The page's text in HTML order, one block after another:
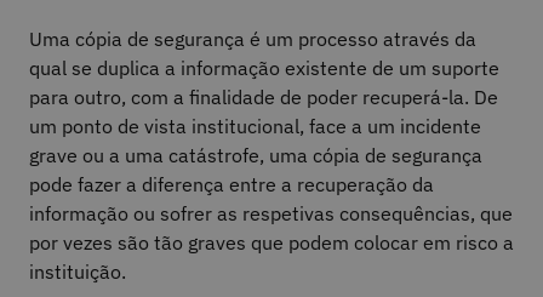
Uma cópia de segurança é um processo através da
qual se duplica a informação existente de um suporte
para outro, com a finalidade de poder recuperá-la. De
um ponto de vista institucional, face a um incidente
grave ou a uma catástrofe, uma cópia de segurança
pode fazer a diferença entre a recuperação da
informação ou sofrer as respetivas consequências, que
por vezes são tão graves que podem colocar em risco a
instituição.